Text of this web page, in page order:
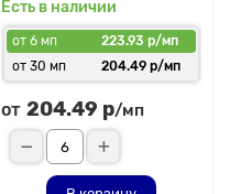
Есть в наличии
от 6 мп
223.93 р/мп
от 30 мп
204.49 р/мп
от 204.49 р/мп